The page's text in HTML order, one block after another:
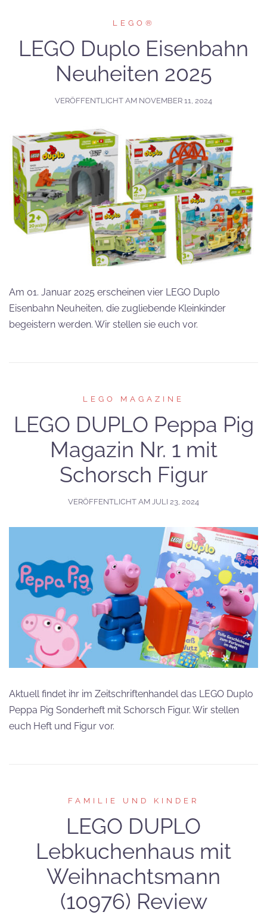
LEGO®
LEGO Duplo Eisenbahn
Neuheiten 2025
VERÖFFENTLICHT AM NOVEMBER 11, 2024
Am 01. Januar 2025 erscheinen vier LEGO Duplo
Eisenbahn Neuheiten, die zugliebende Kleinkinder
begeistern werden. Wir stellen sie euch vor.
LEGO MAGAZINE
LEGO DUPLO Peppa Pig
Magazin Nr. 1 mit
Schorsch Figur
VERÖFFENTLICHT AM JULI 23, 2024
Aktuell findet ihr im Zeitschriftenhandel das LEGO Duplo
Peppa Pig Sonderheft mit Schorsch Figur. Wir stellen
euch Heft und Figur vor.
FAMILIE UND KINDER
LEGO DUPLO
Lebkuchenhaus mit
Weihnachtsmann
(10976) Review